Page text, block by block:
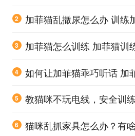
2
加菲猫乱撒尿怎么办 训练
3 加菲猫怎么训练 加菲猫训
4
如何让加菲猫乖巧听话 加
5
教猫咪不玩电线，安全训
6
猫咪乱抓家具怎么办？有